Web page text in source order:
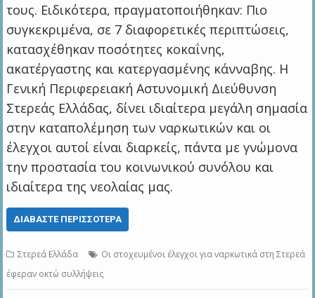
τους. Ειδικότερα, πραγματοποιήθηκαν: Πιο
συγκεκριμένα, σε 7 διαφορετικές περιπτώσεις,
κατασχέθηκαν ποσότητες κοκαΐνης,
ακατέργαστης και κατεργασμένης κάνναβης. Η
Γενική Περιφερειακή Αστυνομική Διεύθυνση
Στερεάς Ελλάδας, δίνει ιδιαίτερα μεγάλη σημασία
στην καταπολέμηση των ναρκωτικών και οι
έλεγχοι αυτοί είναι διαρκείς, πάντα με γνώμονα
την προστασία του κοινωνικού συνόλου και
ιδιαίτερα της νεολαίας μας.
ΔΙΑΒΆΣΤΕ ΠΕΡΙΣΣΌΤΕΡΑ
Στερεά Ελλάδα
Οι στοχευμένοι έλεγχοι για ναρκωτικά στη Στερεά
έφεραν οκτώ συλλήψεις